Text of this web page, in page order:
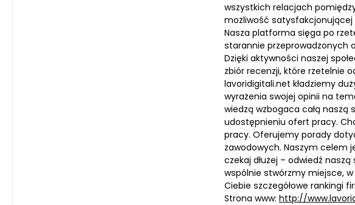
wszystkich relacjach
możliwość
Nasza platforma sięga po
starannie przeprowadzonych
Dzięki aktywności naszej
zbiór recenzji, które rzetelnie
lavoridigitali.net kładziemy
wyrażenia swojej opinii na
wiedzą wzbogaca całą naszą
udostępnieniu ofert pracy.
pracy. Oferujemy porady
zawodowych. Naszym celem
czekaj dłużej – odwiedź
wspólnie stwórzmy miejsce,
Ciebie szczegółowe rankingi
Strona www: http://